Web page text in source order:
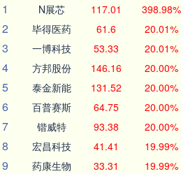
1
N展芯 117.01 398.98%
2 毕得医药 61.6 20.01%
3 一博科技 53.33 20.01%
4 方邦股份 146.16 20.00%
5 泰金新能 131.52 20.00%
6 百普赛斯 64.75 20.00%
7 锴威特 93.38 20.00%
8 宏昌科技 41.41 19.99%
9 药康生物 33.31 19.99%